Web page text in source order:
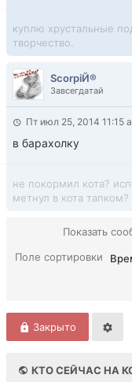
куплю хрустальные
творчество.
ScorpiЙ®
Завсегдатай
Пт июл 25, 2014 11:15
в барахолку
не покормил кота?
метнул в кота
Показать
Поле сортировки
Закрыто
КТО СЕЙЧАС НА